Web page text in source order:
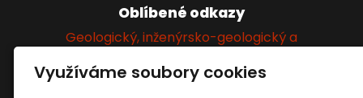
Oblíbené odkazy
Geologický, inženýrsko-geologický a
Využíváme soubory cookies